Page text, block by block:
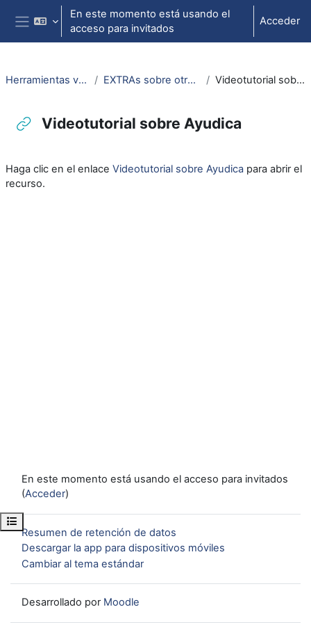
Salta al contenido principal
Panel lateral
En este momento está usando el
acceso para invitados
Acceder
Abrir índice del curso
Herramientas videoconf. EXTRAs sobre otros recursos Videotutorial sobre Ayudica
Videotutorial sobre Ayudica
Haga clic en el enlace Videotutorial sobre Ayudica para abrir el
recurso.
En este momento está usando el acceso para invitados
(Acceder)
Resumen de retención de datos
Descargar la app para dispositivos móviles
Cambiar al tema estándar
Desarrollado por Moodle